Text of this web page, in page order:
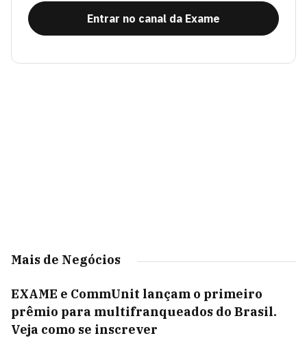
Entrar no canal da Exame
Mais de Negócios
EXAME e CommUnit lançam o primeiro
prêmio para multifranqueados do Brasil.
Veja como se inscrever